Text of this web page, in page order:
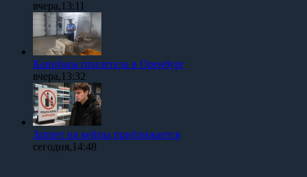
вчера,13:11
Капибара прилетела в Оренбург
вчера,13:32
Запрет на вейпы приближается
сегодня,14:48